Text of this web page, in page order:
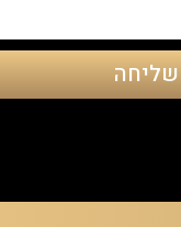
שליחה